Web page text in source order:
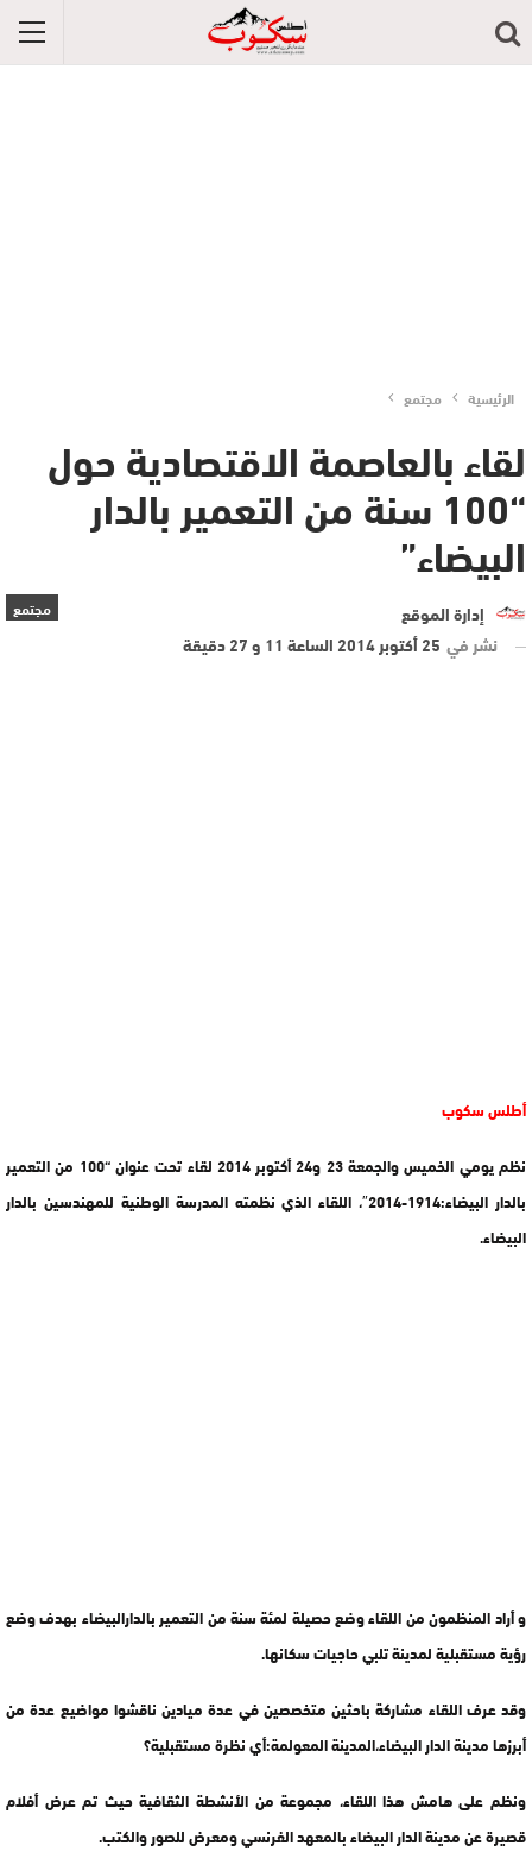
الرئيسية مجتمع
لقاء بالعاصمة الاقتصادية حول
“100 سنة من التعمير بالدار
البيضاء”
مجتمع
إدارة الموقع
نشر في 25 أكتوبر 2014 الساعة 11 و 27 دقيقة
أطلس سكوب
نظم يومي الخميس والجمعة 23 و24 أكتوبر 2014 لقاء تحت عنوان “100 من التعمير
بالدار البيضاء:1914-2014″، اللقاء الذي نظمته المدرسة الوطنية للمهندسين بالدار
البيضاء.
و أراد المنظمون من اللقاء وضع حصيلة لمئة سنة من التعمير بالدارالبيضاء بهدف وضع
رؤية مستقبلية لمدينة تلبي حاجيات سكانها.
وقد عرف اللقاء مشاركة باحثين متخصصين في عدة ميادين ناقشوا مواضيع عدة من
أبرزها مدينة الدار البيضاء،المدينة المعولمة:أي نظرة مستقبلية؟
ونظم على هامش هذا اللقاء، مجموعة من الأنشطة الثقافية حيث تم عرض أفلام
قصيرة عن مدينة الدار البيضاء بالمعهد الفرنسي ومعرض للصور والكتب.